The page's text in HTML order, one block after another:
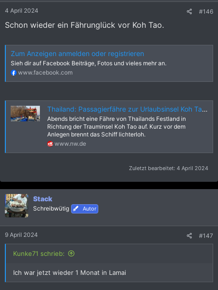
n
:
4 April 2024 #146
Schon wieder ein Fährunglück vor Koh Tao.
Zum Anzeigen anmelden oder registrieren
Sieh dir auf Facebook Beiträge, Fotos und vieles mehr an.
www.facebook.com
Thailand: Passagierfähre zur Urlaubsinsel Koh Tao brennt
Abends bricht eine Fähre von Thailands Festland in
Richtung der Trauminsel Koh Tao auf. Kurz vor dem
Anlegen brennt das Schiff lichterloh.
www.nw.de
Zuletzt bearbeitet: 4 April 2024
Stack
Schreibwütig Autor
9 April 2024 #147
Kunke71 schrieb:
Ich war jetzt wieder 1 Monat in Lamai